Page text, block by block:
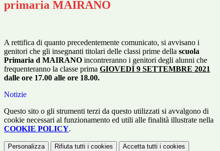
primaria MAIRANO
A rettifica di quanto precedentemente comunicato, si avvisano i
genitori che gli insegnanti titolari delle classi prime della scuola
Primaria d MAIRANO incontreranno i genitori degli alunni che
frequenteranno la classe prima GIOVEDÌ 9 SETTEMBRE 2021
dalle ore 17.00 alle ore 18.00.
Notizie
Questo sito o gli strumenti terzi da questo utilizzati si avvalgono di
cookie necessari al funzionamento ed utili alle finalità illustrate nella
COOKIE POLICY.
Personalizza Rifiuta tutti i cookies Accetta tutti i cookies